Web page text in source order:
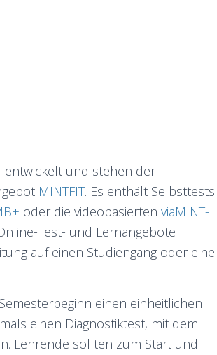
entwickelt und stehen der
MINTFIT. Es enthält Selbsttests
oder die videobasierten viaMINT-
Test- und Lernangebote
auf einen Studiengang oder eine
einen einheitlichen
einen Diagnostiktest, mit dem
Lehrende sollten zum Start und